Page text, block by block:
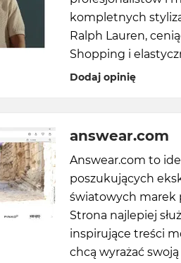
kompletnych
Ralph Lauren,
Shopping i
Dodaj opinię
answear.com
Answear.com to
poszukujących
światowych marek
Strona najlepiej
inspirujące treści
chcą wyrażać